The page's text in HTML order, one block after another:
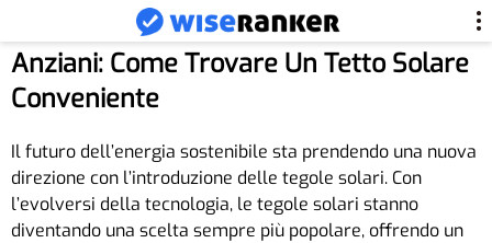
Anziani: Come Trovare Un Tetto Solare
Conveniente
Il futuro dell’energia sostenibile sta prendendo una nuova
direzione con l’introduzione delle tegole solari. Con
l’evolversi della tecnologia, le tegole solari stanno
diventando una scelta sempre più popolare, offrendo un